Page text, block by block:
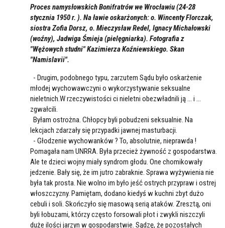
Proces namysłowskich Bonifratrów we Wrocławiu (24-28
stycznia 1950 r. ). Na ławie oskarżonych: o. Wincenty Florczak,
siostra Zofia Dorsz, o. Mieczysław Redel, Ignacy Michałowski
(woźny), Jadwiga Śmieja (pielęgniarka). Fotografia z
"Wężowych studni" Kazimierza Koźniewskiego. Skan
"Namislavii".
- Drugim, podobnego typu, zarzutem Sądu było oskarżenie
młodej wychowawczyni o wykorzystywanie seksualne
nieletnich.W rzeczywistości ci nieletni obezwładnili ją ... i ...
zgwałcili.
Byłam ostrożna. Chłopcy byli pobudzeni seksualnie. Na
lekcjach zdarzały się przypadki jawnej masturbacji.
- Głodzenie wychowanków ? To, absolutnie, nieprawda !
Pomagała nam UNRRA. Była przecież żywność z gospodarstwa.
Ale te dzieci wojny miały syndrom głodu. One chomikowały
jedzenie. Bały się, że im jutro zabraknie. Sprawa wyżywienia nie
była tak prosta. Nie wolno im było jeść ostrych przypraw i ostrej
włoszczyzny. Pamiętam, dodano kiedyś w kuchni zbyt dużo
cebuli i soli. Skończyło się masową serią ataków. Zresztą, oni
byli łobuzami, którzy często forsowali płot i zwykli niszczyli
duże ilości jarzyn w gospodarstwie. Sądzę, że pozostałych